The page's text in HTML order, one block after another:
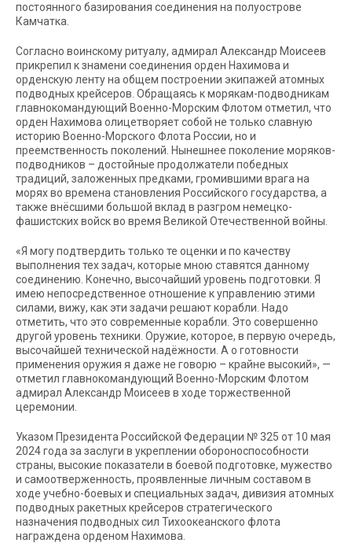
постоянного базирования соединения на полуострове
Камчатка.
Согласно воинскому ритуалу, адмирал Александр Моисеев
прикрепил к знамени соединения орден Нахимова и
орденскую ленту на общем построении экипажей атомных
подводных крейсеров. Обращаясь к морякам-подводникам
главнокомандующий Военно-Морским Флотом отметил, что
орден Нахимова олицетворяет собой не только славную
историю Военно-Морского Флота России, но и
преемственность поколений. Нынешнее поколение моряков-
подводников – достойные продолжатели победных
традиций, заложенных предками, громившими врага на
морях во времена становления Российского государства, а
также внёсшими большой вклад в разгром немецко-
фашистских войск во время Великой Отечественной войны.
«Я могу подтвердить только те оценки и по качеству
выполнения тех задач, которые мною ставятся данному
соединению. Конечно, высочайший уровень подготовки. Я
имею непосредственное отношение к управлению этими
силами, вижу, как эти задачи решают корабли. Надо
отметить, что это современные корабли. Это совершенно
другой уровень техники. Оружие, которое, в первую очередь,
высочайшей технической надёжности. А о готовности
применения оружия я даже не говорю – крайне высокий», —
отметил главнокомандующий Военно-Морским Флотом
адмирал Александр Моисеев в ходе торжественной
церемонии.
Указом Президента Российской Федерации № 325 от 10 мая
2024 года за заслуги в укреплении обороноспособности
страны, высокие показатели в боевой подготовке, мужество
и самоотверженность, проявленные личным составом в
ходе учебно-боевых и специальных задач, дивизия атомных
подводных ракетных крейсеров стратегического
назначения подводных сил Тихоокеанского флота
награждена орденом Нахимова.